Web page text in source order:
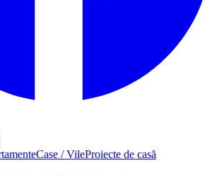
Case / VileProiecte de casă